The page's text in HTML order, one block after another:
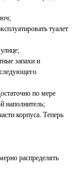
туалет
запахи и
по мере
наполнитель;
корпуса. Теперь
распределять